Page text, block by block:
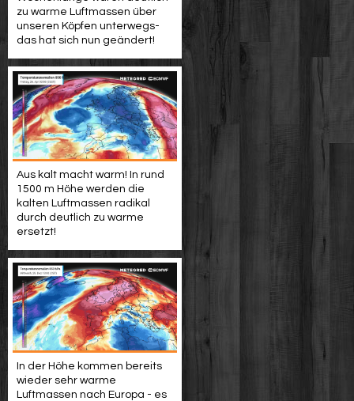
zu warme Luftmassen über
unseren Köpfen unterwegs-
das hat sich nun geändert!
Aus kalt macht warm! In rund
1500 m Höhe werden die
kalten Luftmassen radikal
durch deutlich zu warme
ersetzt!
In der Höhe kommen bereits
wieder sehr warme
Luftmassen nach Europa - es